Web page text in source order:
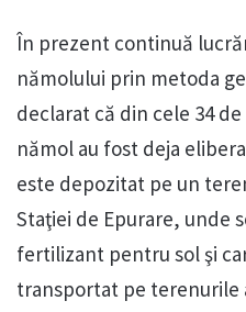
În prezent continuă
nămolului prin metoda
declarat că din cele 34
nămol au fost deja
este depozitat pe un
Staţiei de Epurare, unde
fertilizant pentru sol şi
transportat pe terenurile